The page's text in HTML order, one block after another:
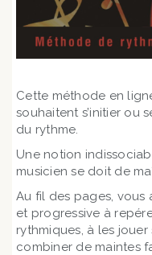
Cette méthode en
souhaitent s’initier ou
du rythme.
Une notion
musicien se doit de
Au fil des pages,
et progressive à
rythmiques, à les
combiner de maintes